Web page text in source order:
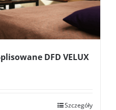
DFD VELUX
Szczegóły